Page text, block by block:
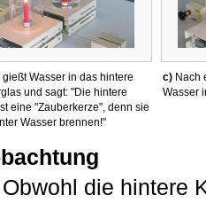
Wasser in das hintere
und sagt: "Die hintere
eine "Zauberkerze", denn sie
Wasser brennen!"
c)Nach
Wasser
Obwohl die hintere